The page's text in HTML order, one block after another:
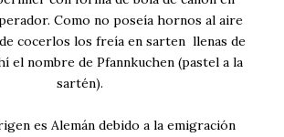
Como no poseía hornos al aire
cocerlos los freía en sarten llenas de
el nombre de Pfannkuchen (pastel a la
sartén).
es Alemán debido a la emigración